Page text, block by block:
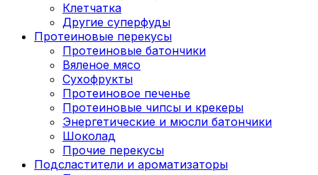
Клетчатка
Другие суперфуды
Протеиновые перекусы
Протеиновые батончики
Вяленое мясо
Сухофрукты
Протеиновое печенье
Протеиновые чипсы и крекеры
Энергетические и мюсли батончики
Шоколад
Прочие перекусы
Подсластители и ароматизаторы